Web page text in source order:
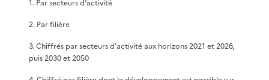
1. Par secteurs d’activité
2. Par filière
3.Chiffrés par secteurs d’activité aux horizons 2021 et 2026,
puis 2030 et 2050